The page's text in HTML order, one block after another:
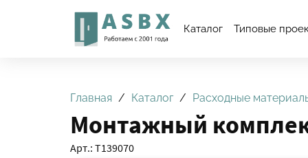
Каталог Типовые
Главная Каталог Расходные
Монтажный
Арт.: Т139070